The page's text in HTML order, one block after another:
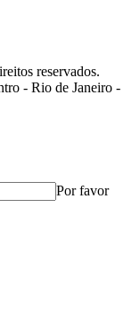
reservados.
- Rio de Janeiro -
Por favor